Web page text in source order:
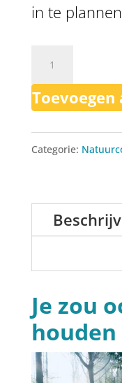
in te
Proeven
aan
aantal
Categorie:
Je zou